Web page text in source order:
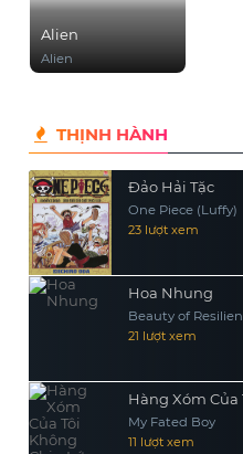
Alien
Alien
THỊNH HÀNH
Đảo Hải Tặc
One Piece (Luffy)
23 lượt xem
Hoa Nhung
Beauty of
21 lượt xem
Hàng Xóm Của
My Fated Boy
11 lượt xem